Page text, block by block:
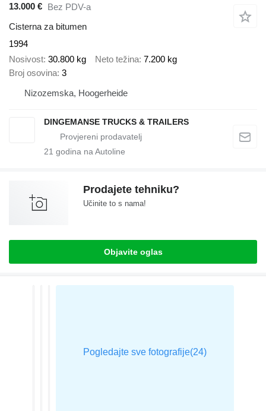
13.000 € Bez PDV-a
Cisterna za bitumen
1994
Nosivost 30.800 kg Neto težina 7.200 kg
Broj osovina 3
Nizozemska, Hoogerheide
DINGEMANSE TRUCKS & TRAILERS
21 godina na Autoline
Prodajete tehniku?
Učinite to s nama!
Objavite oglas